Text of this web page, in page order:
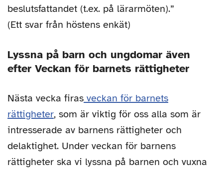
beslutsfattandet (t.ex. på lärarmöten).”
(Ett svar från höstens enkät)
Lyssna på barn och ungdomar även
efter Veckan för barnets rättigheter
Nästa vecka firas veckan för barnets
rättigheter, som är viktig för oss alla som är
intresserade av barnens rättigheter och
delaktighet. Under veckan för barnens
rättigheter ska vi lyssna på barnen och vuxna